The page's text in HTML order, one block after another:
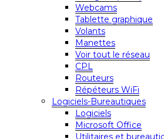
Webcams
Tablette graphique
Volants
Manettes
Voir tout le réseau
CPL
Routeurs
Répéteurs WiFi
Logiciels-Bureautiques
Logiciels
Microsoft Office
Utilitaires et